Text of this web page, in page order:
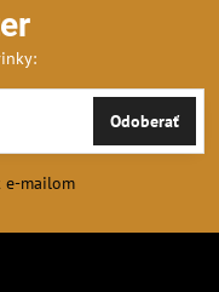
Odoberať
e-mailom